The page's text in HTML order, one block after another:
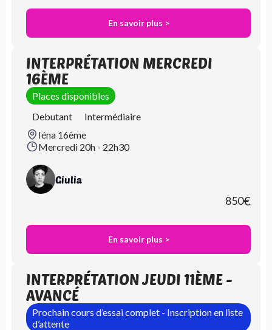
En savoir plus >
INTERPRÉTATION MERCREDI
16ÈME
Places disponibles
Debutant
Intermédiaire
Iéna 16ème
Mercredi 20h - 22h30
Giulia
850€
En savoir plus >
INTERPRÉTATION JEUDI 11ÈME -
AVANCÉ
Prochain cours d’essai complet - Inscription en liste
d’attente